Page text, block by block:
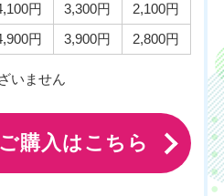
円 3,300円
2,100円
円 3,900円 2,800円
いません
購入はこちら